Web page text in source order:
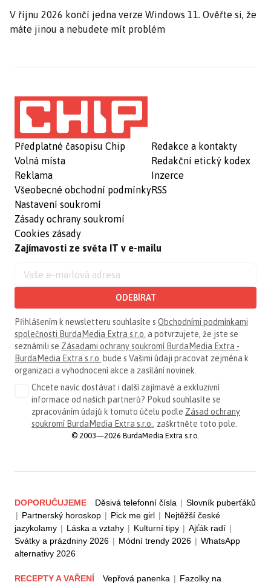
V říjnu 2026 končí jedna verze Windows 11. Ověřte si, že
máte jinou a nebudete mít problém
Předplatné časopisu Chip
Volná místa
Reklama
Všeobecné obchodní podmínky
Nastavení soukromí
Zásady ochrany soukromí
Cookies zásady
Redakce a kontakty
Redakční etický kodex
Inzerce
RSS
Zajímavosti ze světa IT v e-mailu
ODEBÍRAT
Přihlášením k newsletteru souhlasíte s Obchodními podmínkami
společnosti BurdaMedia Extra s.r.o. a potvrzujete, že jste se
seznámili se Zásadami ochrany soukromí BurdaMedia Extra -
BurdaMedia Extra s.r.o. bude s Vašimi údaji pracovat zejména k
organizaci a vyhodnocení akce a zasílání novinek.
Chcete navíc dostávat i další zajímavé a exkluzivní
informace od našich partnerů? Pokud souhlasíte se
zpracováním údajů k tomuto účelu podle Zásad ochrany
soukromí BurdaMedia Extra s.r.o. , zaškrtněte toto pole.
© 2003—2026 BurdaMedia Extra s.r.o.
DOPORUČUJEME Děsivá telefonní čísla | Slovník puberťáků
| Partnerský horoskop | Pick me girl | Nejtěžší české
jazykolamy | Láska a vztahy | Kulturní tipy | Ajťák radí |
Svátky a prázdniny 2026 | Módní trendy 2026 | WhatsApp
alternativy 2026
RECEPTY A VAŘENÍ Vepřová panenka | Fazolky na